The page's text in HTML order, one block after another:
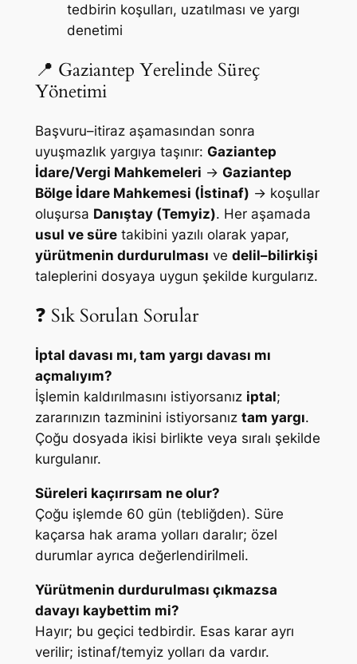
tedbirin koşulları, uzatılması ve yargı
denetimi
📍 Gaziantep Yerelinde Süreç
Yönetimi
Başvuru–itiraz aşamasından sonra
uyuşmazlık yargıya taşınır: Gaziantep
İdare/Vergi Mahkemeleri → Gaziantep
Bölge İdare Mahkemesi (İstinaf) → koşullar
oluşursa Danıştay (Temyiz). Her aşamada
usul ve süretakibini yazılı olarak yapar,
yürütmenin durdurulması ve delil–bilirkişi
taleplerini dosyaya uygun şekilde kurgularız.
❓ Sık Sorulan Sorular
İptal davası mı, tam yargı davası mı
açmalıyım?
İşlemin kaldırılmasını istiyorsanız iptal;
zararınızın tazminini istiyorsanız tam yargı.
Çoğu dosyada ikisi birlikte veya sıralı şekilde
kurgulanır.
Süreleri kaçırırsam ne olur?
Çoğu işlemde 60 gün (tebliğden). Süre
kaçarsa hak arama yolları daralır; özel
durumlar ayrıca değerlendirilmeli.
Yürütmenin durdurulması çıkmazsa
davayı kaybettim mi?
Hayır; bu geçici tedbirdir. Esas karar ayrı
verilir; istinaf/temyiz yolları da vardır.